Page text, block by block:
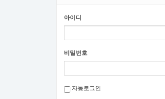
아이디
비밀번호
자동로그인